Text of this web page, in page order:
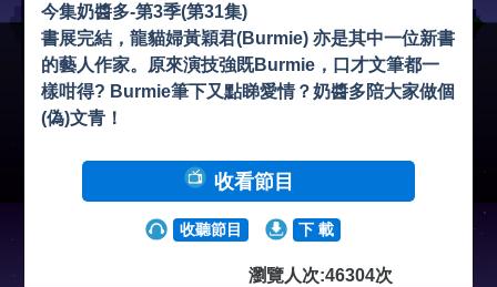
今集奶醬多-第3季(第31集)
書展完結，龍貓婦黃穎君(Burmie) 亦是其中一位新書
的藝人作家。原來演技強既Burmie，口才文筆都一
樣咁得? Burmie筆下又點睇愛情？奶醬多陪大家做個
(偽)文青！
收看節目
收聽節目 下 載
瀏覽人次:46304次